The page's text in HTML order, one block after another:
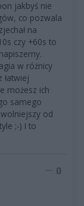
jakbyś nie
co pozwala
na
czy +60s to
w różnicy
łatwiej
możesz ich
samego
od
;-) I to
0